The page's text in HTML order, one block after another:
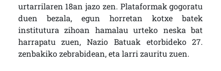
urtarrilaren 18an jazo zen. Plataformak gogoratu
duen bezala, egun horretan kotxe batek
institutura zihoan hamalau urteko neska bat
harrapatu zuen, Nazio Batuak etorbideko 27.
zenbakiko zebrabidean, eta larri zauritu zuen.